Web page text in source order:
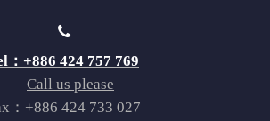
：+886 424 757 769
Call us please
：+886 424 733 027